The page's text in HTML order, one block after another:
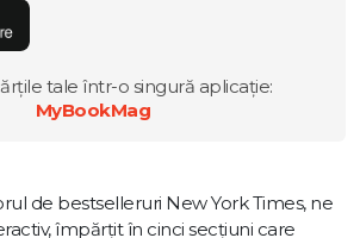
tale într-o singură aplicație:
MyBookMag
de bestselleruri New York Times, ne
împărțit în cinci secțiuni care